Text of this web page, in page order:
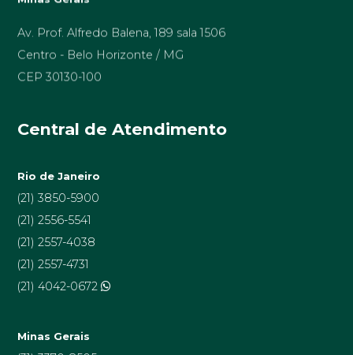
Av. Prof. Alfredo Balena, 189 sala 1506
Centro - Belo Horizonte / MG
CEP 30130-100
Central de Atendimento
Rio de Janeiro
(21) 3850-5900
(21) 2556-5541
(21) 2557-4038
(21) 2557-4731
(21) 4042-0672
Minas Gerais